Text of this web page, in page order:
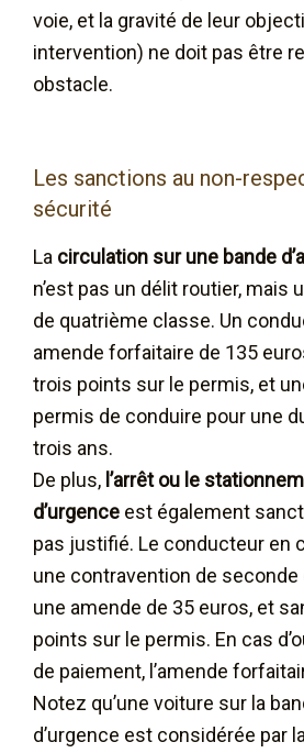
voie, et la gravité de leur
intervention) ne doit pas être
obstacle.
Les sanctions au non-
sécurité
La circulation sur une bande
n’est pas un délit routier, mais
de quatrième classe. Un
amende forfaitaire de 135
trois points sur le permis, et
permis de conduire pour une
trois ans.
De plus, l’arrêt ou le
d’urgence est également
pas justifié. Le conducteur en
une contravention de
une amende de 35 euros, et
points sur le permis. En cas
de paiement, l’amende
Notez qu’une voiture sur la
d’urgence est considérée par la